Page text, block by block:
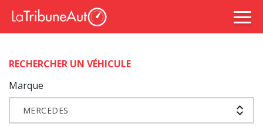
RECHERCHER UN VÉHICULE
Marque
MERCEDES